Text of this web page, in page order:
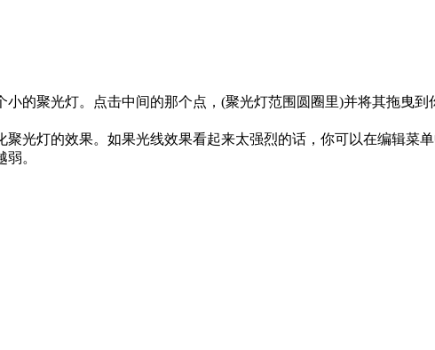
的聚光灯。点击中间的那个点，(聚光灯范围圆圈里)并将其拖曳
光灯的效果。如果光线效果看起来太强烈的话，你可以在编辑菜
。